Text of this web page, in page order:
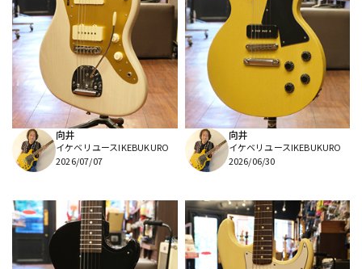
向井
イケベリユースIKEBUKURO
2026/07/07
向井
イケベリユースIKEBUKURO
2026/06/30